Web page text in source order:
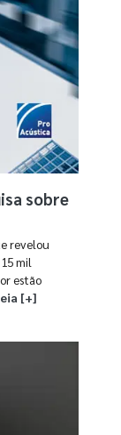
sobre
revelou
mil
estão
[+]